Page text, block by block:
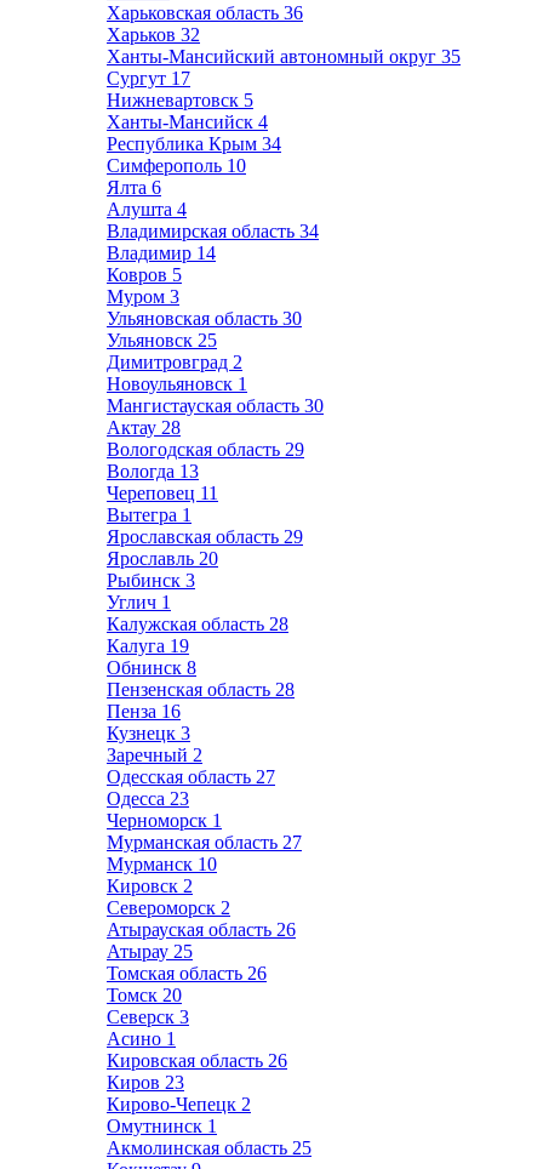
Харьковская область 36
Харьков 32
Ханты-Мансийский автономный округ 35
Сургут 17
Нижневартовск 5
Ханты-Мансийск 4
Республика Крым 34
Симферополь 10
Ялта 6
Алушта 4
Владимирская область 34
Владимир 14
Ковров 5
Муром 3
Ульяновская область 30
Ульяновск 25
Димитровград 2
Новоульяновск 1
Мангистауская область 30
Актау 28
Вологодская область 29
Вологда 13
Череповец 11
Вытегра 1
Ярославская область 29
Ярославль 20
Рыбинск 3
Углич 1
Калужская область 28
Калуга 19
Обнинск 8
Пензенская область 28
Пенза 16
Кузнецк 3
Заречный 2
Одесская область 27
Одесса 23
Черноморск 1
Мурманская область 27
Мурманск 10
Кировск 2
Североморск 2
Атырауская область 26
Атырау 25
Томская область 26
Томск 20
Северск 3
Асино 1
Кировская область 26
Киров 23
Кирово-Чепецк 2
Омутнинск 1
Акмолинская область 25